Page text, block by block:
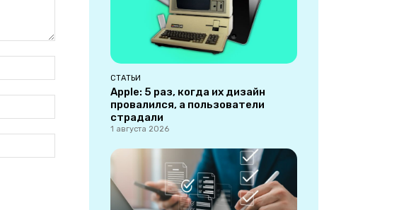
mail:
СТАТЬИ
Apple: 5 раз, когда их дизайн
провалился, а пользователи
страдали
1 августа 2026